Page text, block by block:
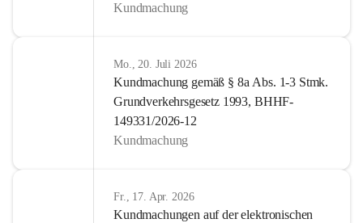
Kundmachung
Mo., 20. Juli 2026
Kundmachung gemäß § 8a Abs. 1-3 Stmk.
Grundverkehrsgesetz 1993, BHHF-
149331/2026-12
Kundmachung
Fr., 17. Apr. 2026
Kundmachungen auf der elektronischen